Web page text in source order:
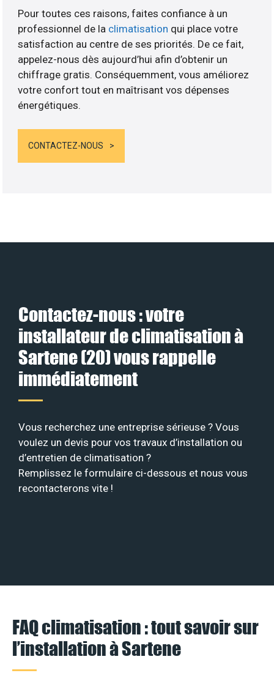
Pour toutes ces raisons, faites confiance à un
professionnel de la climatisation qui place votre
satisfaction au centre de ses priorités. De ce fait,
appelez-nous dès aujourd’hui afin d’obtenir un
chiffrage gratis. Conséquemment, vous améliorez
votre confort tout en maîtrisant vos dépenses
énergétiques.
CONTACTEZ-NOUS
Contactez-nous : votre
installateur de climatisation à
Sartene (20) vous rappelle
immédiatement
Vous recherchez une entreprise sérieuse ? Vous
voulez un devis pour vos travaux d’installation ou
d’entretien de climatisation ?
Remplissez le formulaire ci-dessous et nous vous
recontacterons vite !
FAQ climatisation : tout savoir sur
l’installation à Sartene